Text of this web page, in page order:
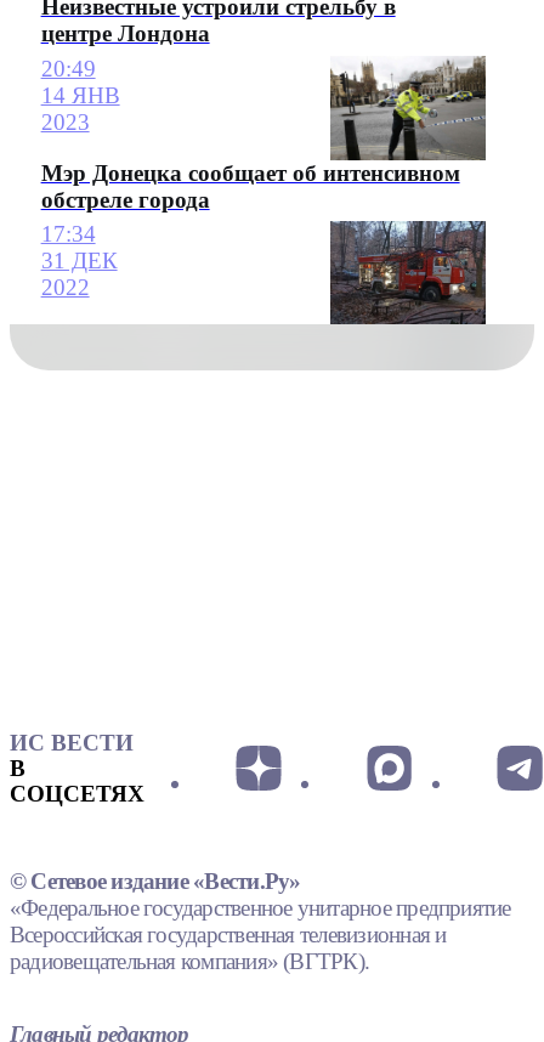
Неизвестные устроили стрельбу в
центре Лондона
20:49
14 ЯНВ
2023
Мэр Донецка сообщает об интенсивном
обстреле города
17:34
31 ДЕК
2022
ИС ВЕСТИ
В
СОЦСЕТЯХ
© Сетевое издание «Вести.Ру»
«Федеральное государственное унитарное предприятие
Всероссийская государственная телевизионная и
радиовещательная компания» (ВГТРК).
Главный редактор